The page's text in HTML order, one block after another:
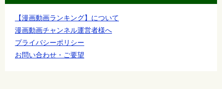
【漫画動画ランキング】について
漫画動画チャンネル運営者様へ
プライバシーポリシー
お問い合わせ・ご要望